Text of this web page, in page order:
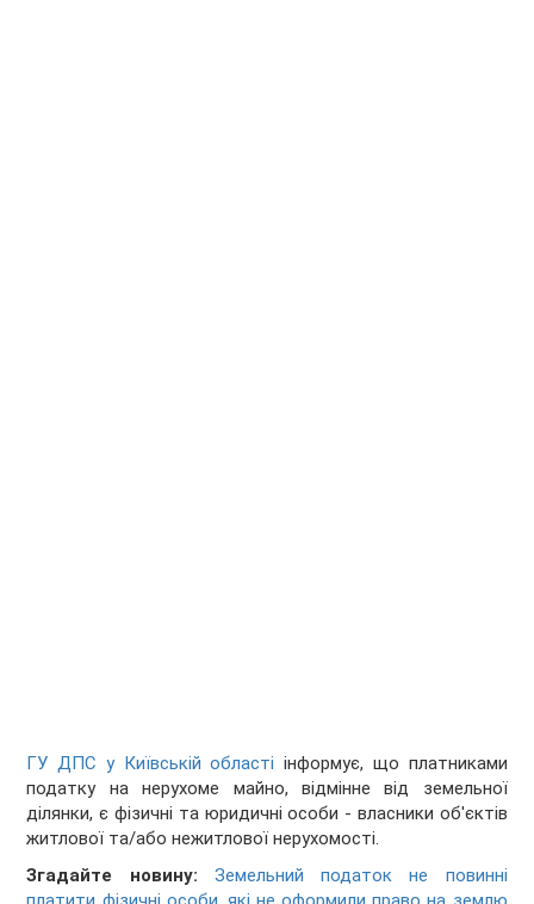
ГУ ДПС у Київській області інформує, що платниками
податку на нерухоме майно, відмінне від земельної
ділянки, є фізичні та юридичні особи - власники об'єктів
житлової та/або нежитлової нерухомості.
Згадайте новину:
Земельний податок не повинні